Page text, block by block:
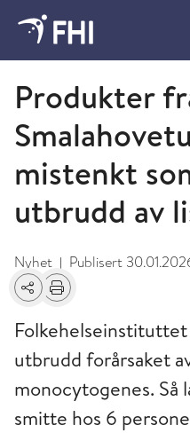
2026 - nyheter fra FHI
Produkter
mistenkt
utbrudd av
Nyhet | Publisert
Del Skriv ut
utbrudd forårsaket
monocytogenes. Så
smitte hos 6